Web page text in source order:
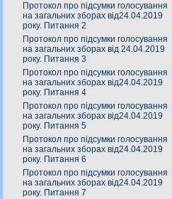
Протокол про підсумки голосування
на загальних зборах від24.04.2019
року. Питання 2
Протокол про підсумки голосування
на загальних зборах від 24.04.2019
року. Питання 3
Протокол про підсумки голосування
на загальних зборах від24.04.2019
року. Питання 4
Протокол про підсумки голосування
на загальних зборах від24.04.2019
року. Питання 5
Протокол про підсумки голосування
на загальних зборах від24.04.2019
року. Питання 6
Протокол про підсумки голосування
на загальних зборах від24.04.2019
року. Питання 7